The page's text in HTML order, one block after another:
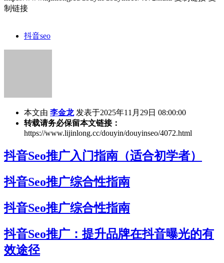
制链接
抖音seo
本文由 李金龙 发表于2025年11月29日 08:00:00
转载请务必保留本文链接：
https://www.lijinlong.cc/douyin/douyinseo/4072.html
抖音Seo推广入门指南（适合初学者）
抖音Seo推广综合性指南
抖音Seo推广综合性指南
抖音Seo推广：提升品牌在抖音曝光的有
效途径